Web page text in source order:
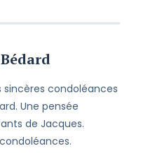
sincères condoléances
Une pensée
de Jacques.